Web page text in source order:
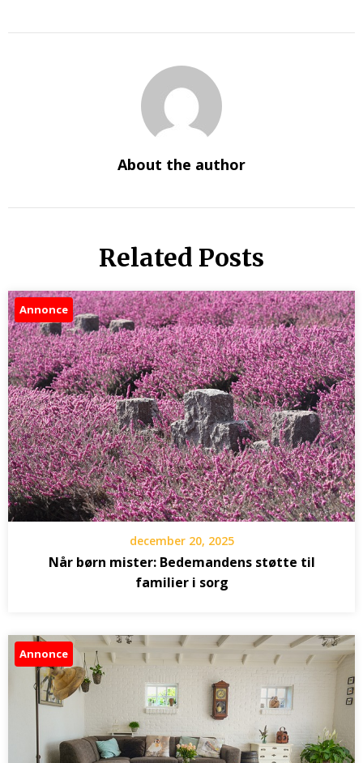
About the author
Related Posts
Annonce
december 20, 2025
Når børn mister: Bedemandens støtte til
familier i sorg
Annonce